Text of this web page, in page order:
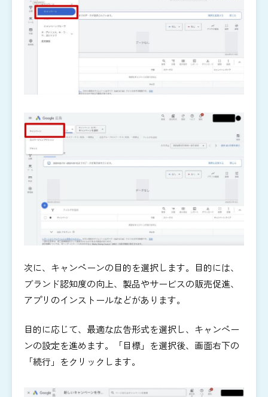
次に、キャンペーンの目的を選択します。目的には、
ブランド認知度の向上、製品やサービスの販売促進、
アプリのインストールなどがあります。
目的に応じて、最適な広告形式を選択し、キャンペー
ンの設定を進めます。「目標」を選択後、画面右下の
「続行」をクリックします。